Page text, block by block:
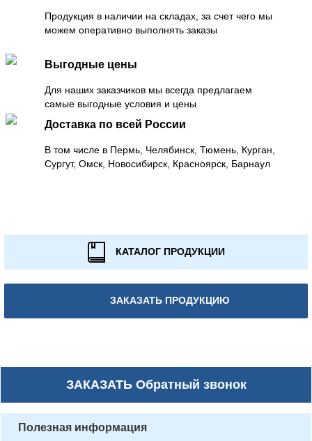
Продукция в наличии на складах, за счет чего мы
можем оперативно выполнять заказы
Выгодные цены
Для наших заказчиков мы всегда предлагаем
самые выгодные условия и цены
Доставка по всей России
В том числе в Пермь, Челябинск, Тюмень, Курган,
Сургут, Омск, Новосибирск, Красноярск, Барнаул
КАТАЛОГ ПРОДУКЦИИ
ЗАКАЗАТЬ ПРОДУКЦИЮ
ЗАКАЗАТЬОбратный звонок
Полезная информация